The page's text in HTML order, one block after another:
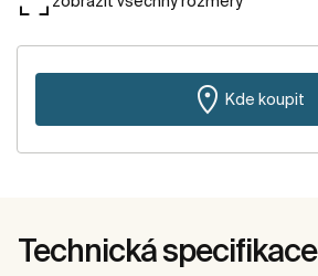
Kde koupit
Technická specifikace